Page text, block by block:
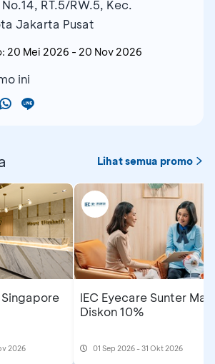
RT.5/RW.5, Kec.
Jakarta Pusat
20 Mei 2026 - 20 Nov 2026
ini
Lihat semua promo
2026
IEC Eyecare Sunter
Diskon 10%
01 Sep 2026 - 31 Okt 2026